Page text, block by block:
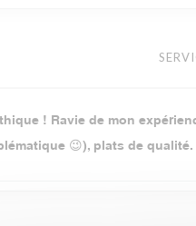
! Ravie de mon
😉), plats de qualité.